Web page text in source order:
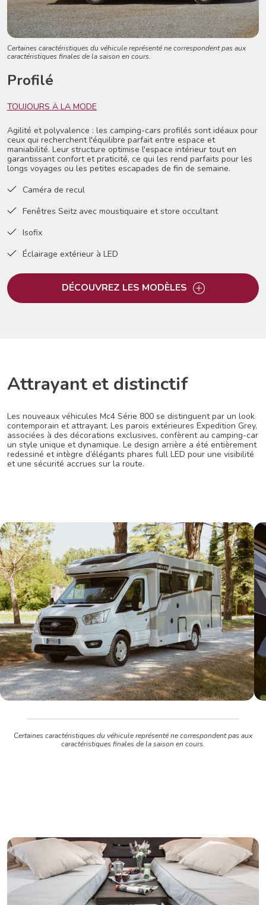
Certaines caractéristiques du véhicule représenté ne correspondent pas aux
caractéristiques finales de la saison en cours.
Profilé
TOUJOURS À LA MODE
Agilité et polyvalence : les camping-cars profilés sont idéaux pour
ceux qui recherchent l'équilibre parfait entre espace et
maniabilité. Leur structure optimise l'espace intérieur tout en
garantissant confort et praticité, ce qui les rend parfaits pour les
longs voyages ou les petites escapades de fin de semaine.
Caméra de recul
Fenêtres Seitz avec moustiquaire et store occultant
Isofix
Éclairage extérieur à LED
DÉCOUVREZ LES MODÈLES
Attrayant et distinctif
Les nouveaux véhicules Mc4 Série 800 se distinguent par un look
contemporain et attrayant. Les parois extérieures Expedition Grey,
associées à des décorations exclusives, confèrent au camping-car
un style unique et dynamique. Le design arrière a été entièrement
redessiné et intègre d’élégants phares full LED pour une visibilité
et une sécurité accrues sur la route.
Certaines caractéristiques du véhicule représenté ne correspondent pas aux
caractéristiques finales de la saison en cours.